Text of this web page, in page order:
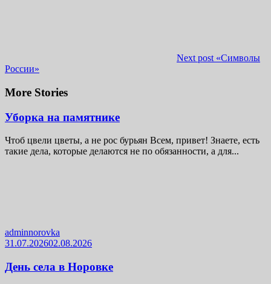
Next post «Символы
России»
More Stories
Уборка на памятнике
Чтоб цвели цветы, а не рос бурьян Всем, привет! Знаете, есть
такие дела, которые делаются не по обязанности, а для...
adminnorovka
31.07.202602.08.2026
День села в Норовке